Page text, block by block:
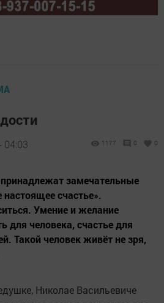
04:03 1177 0 0
замечательные
настоящее счастье».
Умение и желание
для человека, счастье для
Такой человек живёт не зря,
Николае Васильевиче